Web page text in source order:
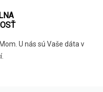
U nás sú Vaše dáta v